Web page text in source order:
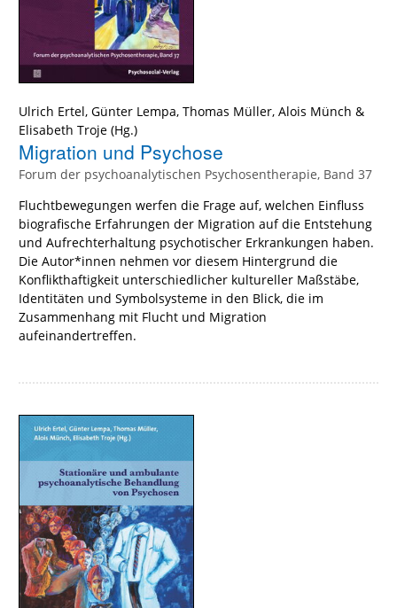
Ulrich Ertel, Günter Lempa, Thomas Müller, Alois Münch &
Elisabeth Troje (Hg.)
Migration und Psychose
Forum der psychoanalytischen Psychosentherapie, Band 37
Fluchtbewegungen werfen die Frage auf, welchen Einfluss
biografische Erfahrungen der Migration auf die Entstehung
und Aufrechterhaltung psychotischer Erkrankungen haben.
Die Autor*innen nehmen vor diesem Hintergrund die
Konflikthaftigkeit unterschiedlicher kultureller Maßstäbe,
Identitäten und Symbolsysteme in den Blick, die im
Zusammenhang mit Flucht und Migration
aufeinandertreffen.